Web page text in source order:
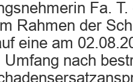
Fa.
Rahmen der
eine am
nach